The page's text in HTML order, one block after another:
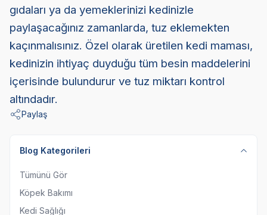
gıdaları ya da yemeklerinizi kedinizle
paylaşacağınız zamanlarda, tuz eklemekten
kaçınmalısınız. Özel olarak üretilen kedi maması,
kedinizin ihtiyaç duyduğu tüm besin maddelerini
içerisinde bulundurur ve tuz miktarı kontrol
altındadır.
Paylaş
Blog Kategorileri
Tümünü Gör
Köpek Bakımı
Kedi Sağlığı